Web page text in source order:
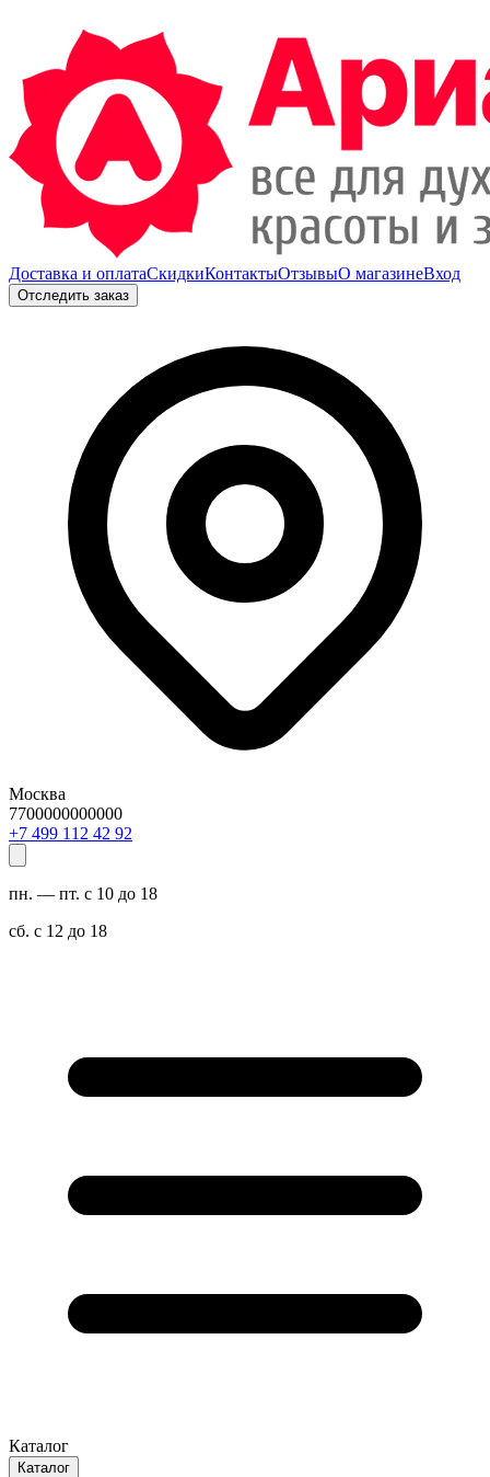
Доставка и оплатаСкидкиКонтактыОтзывыО магазинеВход
Отследить заказ
Москва
7700000000000
29 24 211 994 7+
пн. — пт. с 10 до 18
сб. с 12 до 18
Каталог
Каталог